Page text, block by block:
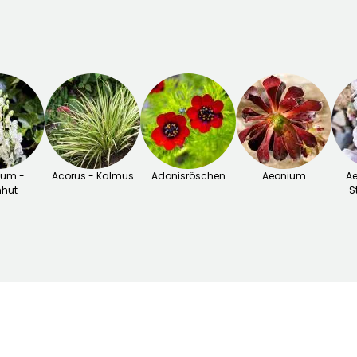
-
Acorus - Kalmus Adonisröschen Aeonium